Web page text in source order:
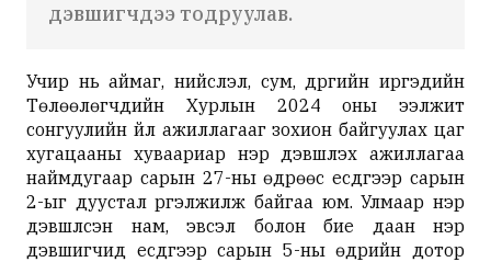
дэвшигчдээ тодруулав.
Учир нь аймаг, нийслэл, сум, дүүргийн иргэдийн
Төлөөлөгчдийн Хурлын 2024 оны ээлжит
сонгуулийн үйл ажиллагааг зохион байгуулах цаг
хугацааны хуваариар нэр дэвшүүлэх ажиллагаа
наймдугаар сарын 27-ны өдрөөс есдүгээр сарын
2-ыг дуустал үргэлжилж байгаа юм. Улмаар нэр
дэвшүүлсэн нам, эвсэл болон бие даан нэр
дэвшигчид есдүгээр сарын 5-ны өдрийн дотор